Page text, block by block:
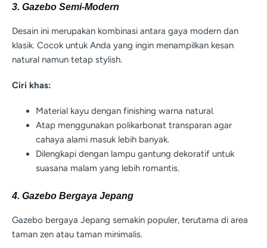
3. Gazebo Semi-Modern
Desain ini merupakan kombinasi antara gaya modern dan
klasik. Cocok untuk Anda yang ingin menampilkan kesan
natural namun tetap stylish.
Ciri khas:
Material kayu dengan finishing warna natural.
Atap menggunakan polikarbonat transparan agar
cahaya alami masuk lebih banyak.
Dilengkapi dengan lampu gantung dekoratif untuk
suasana malam yang lebih romantis.
4. Gazebo Bergaya Jepang
Gazebo bergaya Jepang semakin populer, terutama di area
taman zen atau taman minimalis.